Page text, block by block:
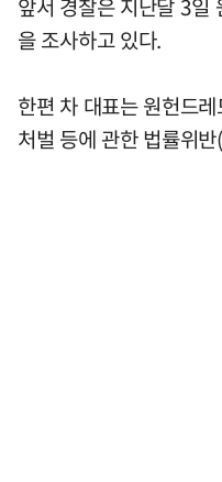
앞서 경찰은 지난달 3일
을 조사하고 있다.
한편 차 대표는 원헌드
처벌 등에 관한 법률위